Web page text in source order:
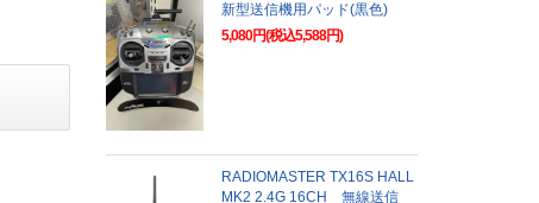
新型送信機用パッド(黒色)
5,080円(税込5,588円)
RADIOMASTER TX16S HALL
MK2 2.4G 16CH 無線送信